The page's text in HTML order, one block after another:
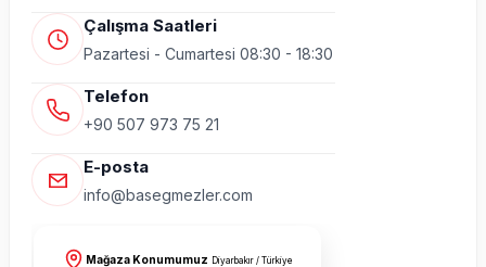
Çalışma Saatleri
Pazartesi - Cumartesi 08:30 - 18:30
Telefon
+90 507 973 75 21
E-posta
info@basegmezler.com
Mağaza Konumumuz Diyarbakır / Türkiye